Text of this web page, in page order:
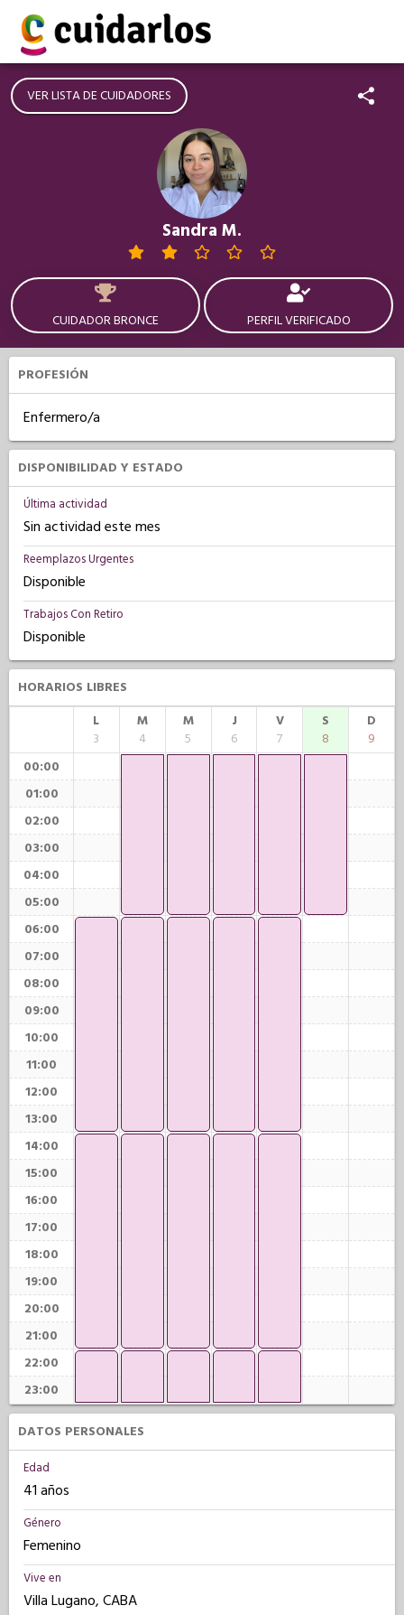
VER LISTA DE CUIDADORES
Sandra M.
CUIDADOR BRONCE PERFIL VERIFICADO
PROFESIÓN
Enfermero/a
DISPONIBILIDAD Y ESTADO
Última actividad
Sin actividad este mes
Reemplazos Urgentes
Disponible
Trabajos Con Retiro
Disponible
HORARIOS LIBRES
L
3
M
4
M
5
J
6
V
7
S
8
D
9
00:00
01:00
02:00
03:00
04:00
05:00
06:00
07:00
08:00
09:00
10:00
11:00
12:00
13:00
14:00
15:00
16:00
17:00
18:00
19:00
20:00
21:00
22:00
23:00
DATOS PERSONALES
Edad
41 años
Género
Femenino
Vive en
Villa Lugano, CABA